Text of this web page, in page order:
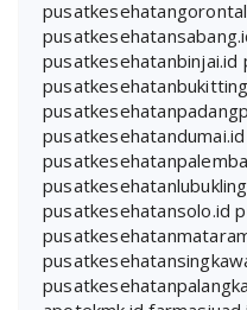
pusatkesehatanbinjai.id
pusatkesehatandumai.id
pusatkesehatansolo.id